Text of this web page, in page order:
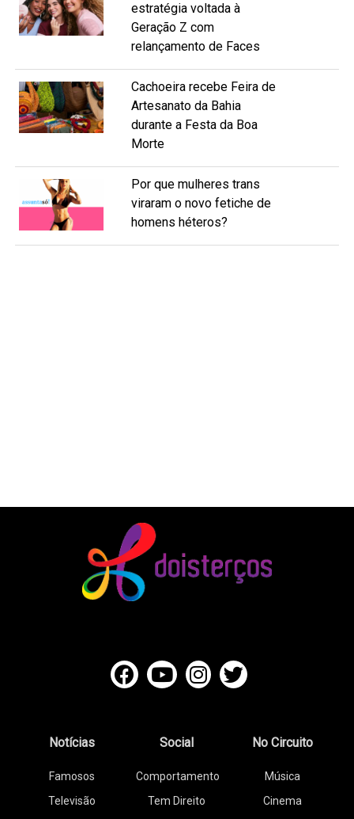
estratégia voltada à
Geração Z com
relançamento de Faces
Cachoeira recebe Feira de
Artesanato da Bahia
durante a Festa da Boa
Morte
Por que mulheres trans
viraram o novo fetiche de
homens héteros?
Notícias
Famosos
Televisão
Social
Comportamento
Tem Direito
No Circuito
Música
Cinema